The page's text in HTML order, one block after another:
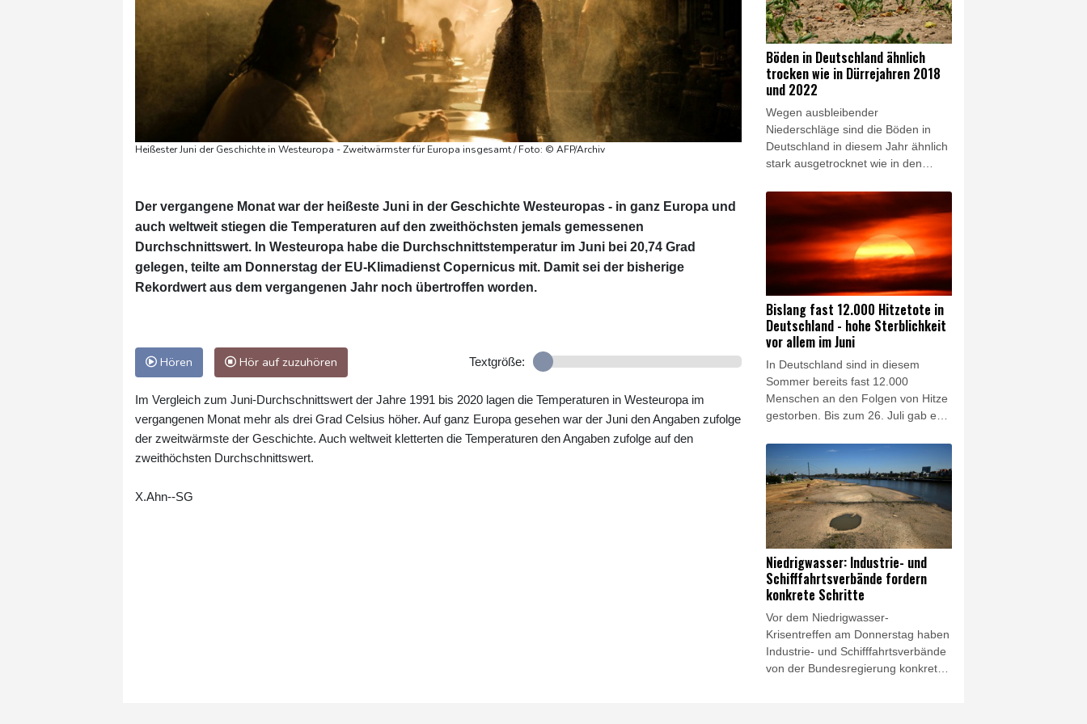
Heißester Juni der Geschichte in Westeuropa - Zweitwärmster für Europa insgesamt / Foto: © AFP/Archiv
Der vergangene Monat war der heißeste Juni in der Geschichte Westeuropas - in ganz Europa und
auch weltweit stiegen die Temperaturen auf den zweithöchsten jemals gemessenen
Durchschnittswert. In Westeuropa habe die Durchschnittstemperatur im Juni bei 20,74 Grad
gelegen, teilte am Donnerstag der EU-Klimadienst Copernicus mit. Damit sei der bisherige
Rekordwert aus dem vergangenen Jahr noch übertroffen worden.
Hören Hör auf zuzuhören Textgröße:
Im Vergleich zum Juni-Durchschnittswert der Jahre 1991 bis 2020 lagen die Temperaturen in Westeuropa im
vergangenen Monat mehr als drei Grad Celsius höher. Auf ganz Europa gesehen war der Juni den Angaben zufolge
der zweitwärmste der Geschichte. Auch weltweit kletterten die Temperaturen den Angaben zufolge auf den
zweithöchsten Durchschnittswert.
X.Ahn--SG
Angesichts der aktuellen Situation
gehe es auch um "kurzfristige
Maßnahmen wie die Aussetzung
des Sonn- und Feiertagsfahrverbots
für Lkw", sagte Bilger am
Donnerstag nach einem
Spitzengespräch mit
Wirtschaftsvertretern in Bonn. Er
werde "sehr kurzfristig mit den
Länderverkehrsministern darüber
Böden in Deutschland ähnlich
trocken wie in Dürrejahren 2018
und 2022
Wegen ausbleibender
Niederschläge sind die Böden in
Deutschland in diesem Jahr ähnlich
stark ausgetrocknet wie in den
Süden ist der Untergrund verbreitet
sogar noch trockener als in diesen
beiden Jahren, wie der Deutsche
Wetterdienst (DWD) am Donnerstag
in Offenbach mitteilte. Dort werde
die Lage für Natur und
Landwirtschaft "zunehmend
kritisch". Flächendeckende
Niederschläge deuten sich dem
DWD zufolge auch in den
kommenden Tagen nicht an.
Bislang fast 12.000 Hitzetote in
Deutschland - hohe Sterblichkeit
vor allem im Juni
In Deutschland sind in diesem
Sommer bereits fast 12.000
Menschen an den Folgen von Hitze
gestorben. Bis zum 26. Juli gab es
11.900 Hitzetote, wie aus dem am
Donnerstag in Berlin veröffentlichten
Wochenbericht des Robert-Koch-
Instituts (RKI) hervorgeht. Der
bisher höchste Wert wurde zuletzt
im Jahr 2018 bei geschätzt 8900
hitzebedingten Sterbefällen
registriert.
Niedrigwasser: Industrie- und
Schifffahrtsverbände fordern
konkrete Schritte
Vor dem Niedrigwasser-
Krisentreffen am Donnerstag haben
Industrie- und Schifffahrtsverbände
von der Bundesregierung konkrete